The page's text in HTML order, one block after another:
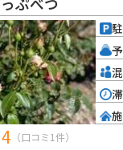
のでおすすめです。駐
です。
4 （口コミ1件）